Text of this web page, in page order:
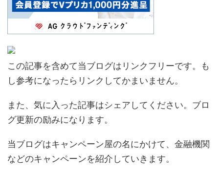
この記事を含めて当ブログはリンクフリーです。も
し参考になったらリンクしてかまいません。
また、気に入った記事はシェアしてください。ブロ
グ更新の励みになります。
当ブログはキャンペーン屋の名にかけて、金融機関
などのキャンペーンを紹介していきます。